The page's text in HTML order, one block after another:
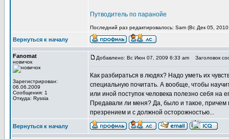
Путводитель по паранойе
Последний раз редактировалось: Sam (Вс Дек 05,
Вернуться к началу
Fanomat
новичок
Зарегистрирован:
06.06.2009
Сообщения: 1
Откуда: Ryssia
Добавлено: Вс Июн 07, 2009 6:33 am Заголовок
Как разбираться в людях? Надо уметь их
специальную почитать. А вообще, чтобы
или иной поступок человека полезно себя на
Предавали ли меня? Да, было и такое,
презрением и с должной осторожностью...
Вернуться к началу